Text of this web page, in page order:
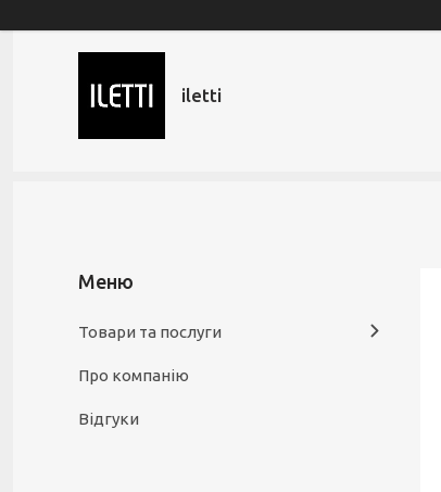
iletti
Товари та послуги
Про компанію
Відгуки